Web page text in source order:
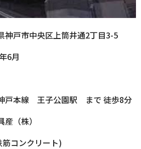
神戸市中央区上筒井通2丁目3-5
6月
戸本線 王子公園駅 まで 徒歩8分
産（株）
筋コンクリート)